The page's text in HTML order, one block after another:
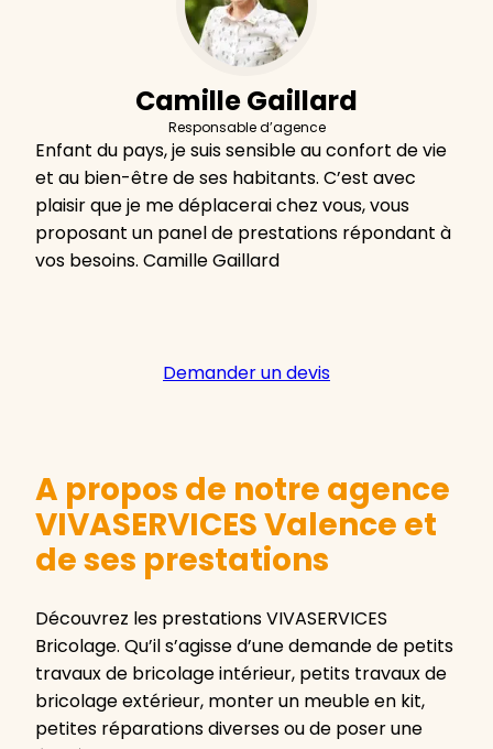
Camille Gaillard
Responsable d’agence
Enfant du pays, je suis sensible au confort de vie
et au bien-être de ses habitants. C’est avec
plaisir que je me déplacerai chez vous, vous
proposant un panel de prestations répondant à
vos besoins. Camille Gaillard
Demander un devis
A propos de notre agence
VIVASERVICES Valence et
de ses prestations
Découvrez les prestations VIVASERVICES
Bricolage. Qu’il s’agisse d’une demande de petits
travaux de bricolage intérieur, petits travaux de
bricolage extérieur, monter un meuble en kit,
petites réparations diverses ou de poser une